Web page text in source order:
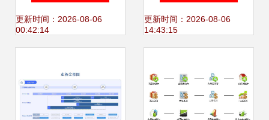
功能与探索软件性
更新时间：2026-08-06
00:42:14
型的价值引擎
更新时间：2026-08-06
14:43:15